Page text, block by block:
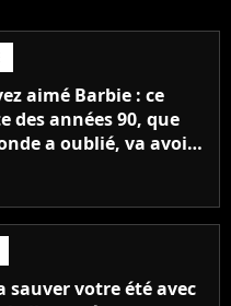
aimé Barbie : ce
des années 90, que
a oublié, va avoir
sauver votre été avec